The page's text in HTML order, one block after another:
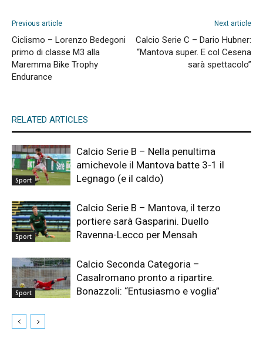
Previous article
Ciclismo – Lorenzo Bedegoni
primo di classe M3 alla
Maremma Bike Trophy
Endurance
Next article
Calcio Serie C – Dario Hubner:
“Mantova super. E col Cesena
sarà spettacolo”
RELATED ARTICLES
Sport
Calcio Serie B – Nella penultima
amichevole il Mantova batte 3-1 il
Legnago (e il caldo)
Sport
Calcio Serie B – Mantova, il terzo
portiere sarà Gasparini. Duello
Ravenna-Lecco per Mensah
Sport
Calcio Seconda Categoria –
Casalromano pronto a ripartire.
Bonazzoli: “Entusiasmo e voglia”